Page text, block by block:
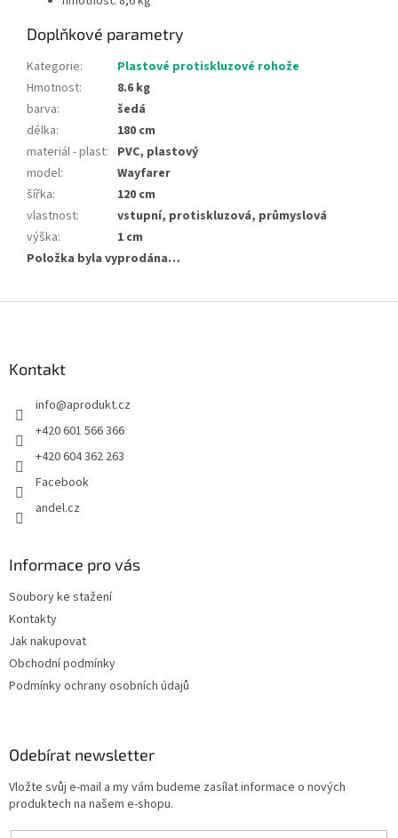
Doplňkové parametry
Kategorie:
Plastové protiskluzové rohože
Hmotnost:
8.6 kg
barva:
šedá
délka:
180 cm
materiál - plast: PVC, plastový
model:
Wayfarer
šířka:
120 cm
vlastnost:
vstupní, protiskluzová, průmyslová
výška:
1 cm
Položka byla vyprodána…
Kontakt
info@aprodukt.cz
+420 601 566 366
+420 604 362 263
Facebook
andel.cz
Informace pro vás
Soubory ke stažení
Kontakty
Jak nakupovat
Obchodní podmínky
Podmínky ochrany osobních údajů
Odebírat newsletter
Vložte svůj e-mail a my vám budeme zasílat informace o nových
produktech na našem e-shopu.